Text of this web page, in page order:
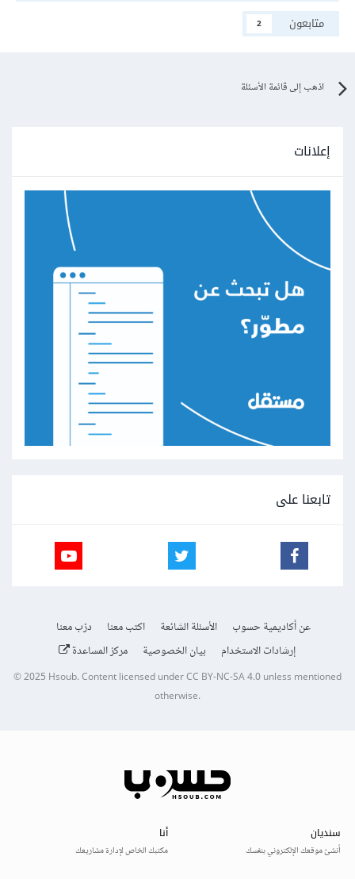
متابعون
2
اذهب إلى قائمة الأسئلة
إعلانات
تابعنا على
عن أكاديمية حسوب الأسئلة الشائعة اكتب معنا
درّب معنا
إرشادات الاستخدام
بيان الخصوصية مركز المساعدة
© 2025Hsoub.Content licensed underCC BY-NC-SA 4.0unless mentioned
otherwise.